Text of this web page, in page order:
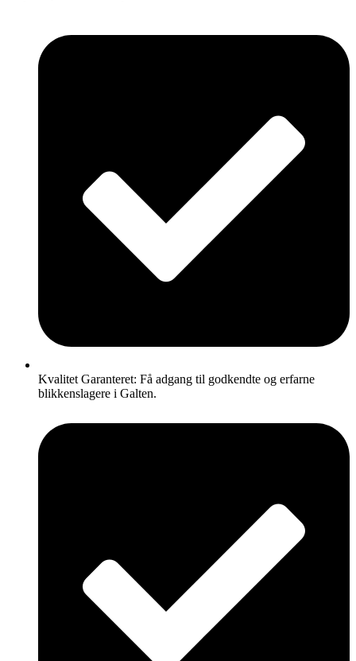
Kvalitet Garanteret: Få adgang til godkendte og erfarne
blikkenslagere i Galten.